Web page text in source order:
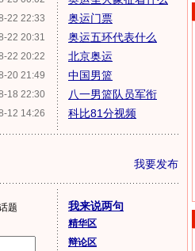
22 22:33
22 20:31
22 20:22
20 21:49
18 22:30
12 14:26
奥运门票
奥运五环代表什么
北京奥运
中国男篮
八一男篮队员军衔
科比81分视频
我要发布
题
我来说两句
精华区
辩论区